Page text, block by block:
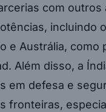
com outros
incluindo
e Austrália, como
Além disso, a
em defesa e
fronteiras,